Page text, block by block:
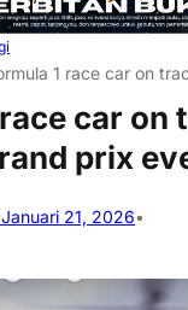
1 race car on
car on
prix
Januari 21, 2026•